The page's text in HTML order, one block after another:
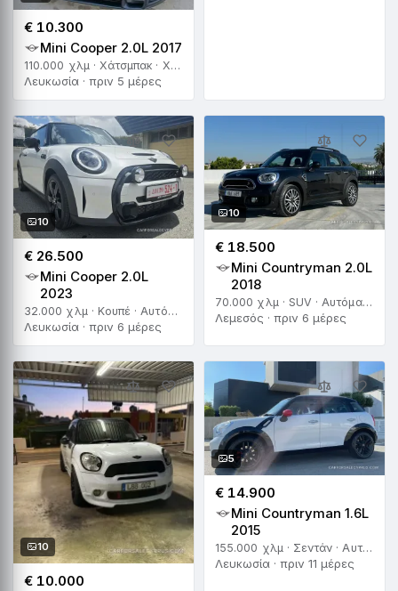
€ 10.300
Mini Cooper 2.0L 2017
110.000 χλμ · Χάτσμπακ · Χειροκίνητο
Λευκωσία · πριν 5 μέρες
10
€ 26.500
Mini Cooper 2.0L
2023
32.000 χλμ · Κουπέ · Αυτόματο
Λευκωσία · πριν 6 μέρες
10
€ 18.500
Mini Countryman 2.0L
2018
70.000 χλμ · SUV · Αυτόματο
Λεμεσός · πριν 6 μέρες
10
€ 10.000
5
€ 14.900
Mini Countryman 1.6L
2015
155.000 χλμ · Σεντάν · Αυτόματο
Λευκωσία · πριν 11 μέρες